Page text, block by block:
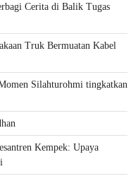
Cerita di Balik Tugas
Truk Bermuatan Kabel
Silahturohmi tingkatkan
Kempek: Upaya